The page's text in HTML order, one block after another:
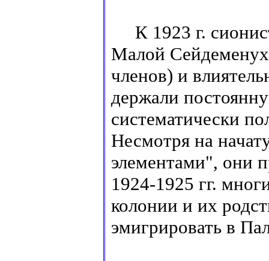
К 1923 г.
Малой
членов) и
держали
систематически
Несмотря на
элементами", они
1924-1925 гг.
колонии и их
эмигрировать в